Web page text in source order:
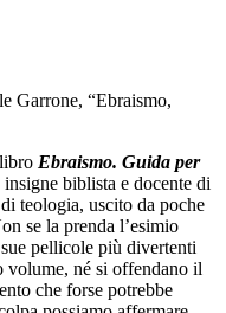
Garrone, “Ebraismo,
Ebraismo. Guida per
insigne biblista e docente di
teologia, uscito da poche
se la prenda l’esimio
pellicole più divertenti
volume, né si offendano il
che forse potrebbe